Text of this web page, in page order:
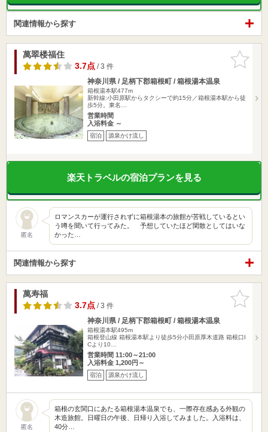
関連情報から探す
お気に入
りに追加
萬翠楼福住
3.7点/ 3 件
神奈川県 / 足柄下郡箱根町 / 箱根湯本温泉
箱根湯本駅477m
新幹線:小田原駅からタクシーで約15分／箱根湯本駅から徒
歩5分。東名…
営業時間
入浴料金 ～
宿泊 源泉かけ流し
楽天トラベルの宿泊プランを見る
匿名
ロマンスカーが運行されずに箱根湯本の旅館が苦戦しているとい
う噂を聞いて行ってみた。 予想していたほど閑散としてはいな
かった…
関連情報から探す
お気に入
りに追加
萬寿福
3.7点/ 3 件
神奈川県 / 足柄下郡箱根町 / 箱根湯本温泉
箱根湯本駅495m
箱根登山線 箱根湯本駅より徒歩5分小田原厚木道路 箱根口I
Cより10…
営業時間 11:00～21:00
入浴料金 1,200円～
宿泊 源泉かけ流し
匿名
箱根の玄関口にあたる箱根湯本温泉でも、一際存在感ある外観の
木造旅館。日曜日の午後、日帰り入浴してみました。入浴料は、
40分…